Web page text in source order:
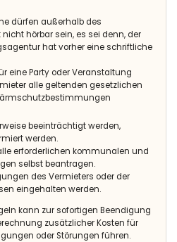
dürfen außerhalb des
hörbar sein, es sei denn, der
hat vorher eine schriftliche
eine Party oder Veranstaltung
alle geltenden gesetzlichen
beeinträchtigt werden,
werden.
erforderlichen kommunalen und
selbst beantragen.
des Vermieters oder der
eingehalten werden.
kann zur sofortigen Beendigung
zusätzlicher Kosten für
oder Störungen führen.